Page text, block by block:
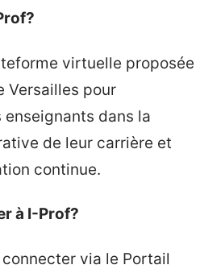
virtuelle proposée
Versailles pour
dans la
de leur carrière et
continue.
à I-Prof?
via le Portail